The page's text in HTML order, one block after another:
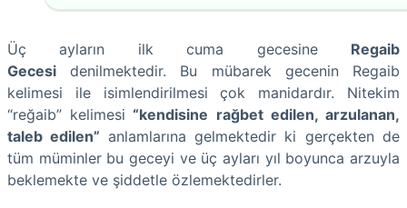
Üç ayların ilk cuma gecesine Regaib
Gecesi denilmektedir. Bu mübarek gecenin Regaib
kelimesi ile isimlendirilmesi çok manidardır. Nitekim
“reğaib” kelimesi “kendisine rağbet edilen, arzulanan,
taleb edilen” anlamlarına gelmektedir ki gerçekten de
tüm müminler bu geceyi ve üç ayları yıl boyunca arzuyla
beklemekte ve şiddetle özlemektedirler.